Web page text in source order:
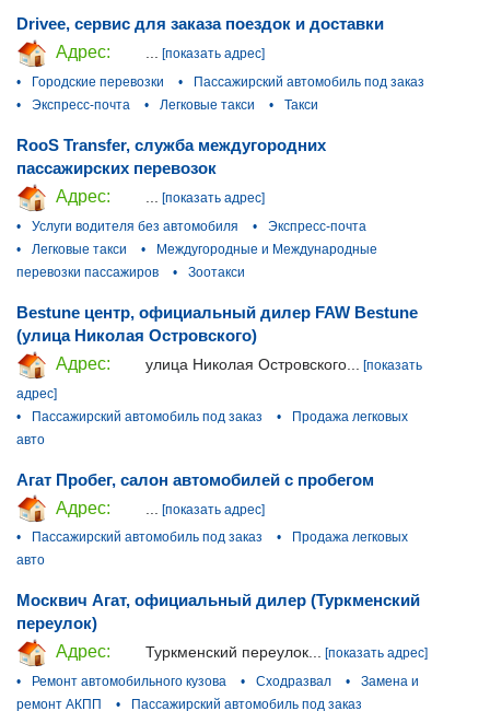
Drivee, сервис для заказа поездок и доставки
Адрес:
... [показать адрес]
•
Городские перевозки •
Пассажирский автомобиль под заказ
•
Экспресс-почта • Легковые такси • Такси
RooS Transfer, служба междугородних
пассажирских перевозок
Адрес:
[показать адрес]
•
Услуги водителя без автомобиля •
Экспресс-почта
•
Легковые такси •
Междугородные и Международные
перевозки пассажиров
• Зоотакси
Bestune центр, официальный дилер FAW Bestune
(улица Николая Островского)
Адрес:
улица Николая Островского...
[показать
адрес]
•
Пассажирский автомобиль под заказ •
Продажа легковых
авто
Агат Пробег, салон автомобилей с пробегом
Адрес:
[показать адрес]
•
Пассажирский автомобиль под заказ •
Продажа легковых
авто
Москвич Агат, официальный дилер (Туркменский
переулок)
Адрес:
Туркменский переулок... [показать адрес]
•
Ремонт автомобильного кузова • Сходразвал •
Замена и
ремонт АКПП
• Пассажирский автомобиль под заказ